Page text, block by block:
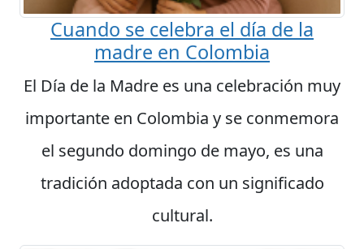
Cuando se celebra el día de la
madre en Colombia
El Día de la Madre es una celebración muy
importante en Colombia y se conmemora
el segundo domingo de mayo, es una
tradición adoptada con un significado
cultural.